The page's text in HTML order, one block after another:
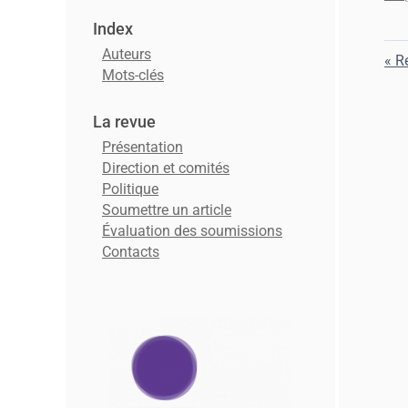
Index
Auteurs
Mots-clés
La revue
Présentation
Direction et comités
Politique
Soumettre un article
Évaluation des soumissions
Contacts